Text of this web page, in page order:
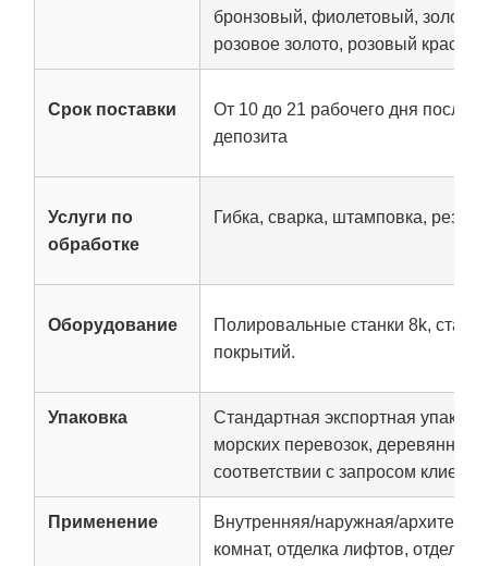
бронзовый, фиолетовый,
розовое золото, розовый
Срок поставки
От 10 до 21 рабочего дня после
депозита
Услуги по
обработке
Гибка, сварка, штамповка, резка
Оборудование
Полировальные станки 8k,
покрытий.
Упаковка
Стандартная экспортная
морских перевозок, деревянный
соответствии с запросом клиента
Применение
Внутренняя/наружная/
комнат, отделка лифтов, отделка